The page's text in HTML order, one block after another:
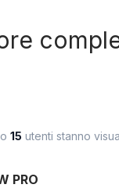
15 utenti stanno
PRO